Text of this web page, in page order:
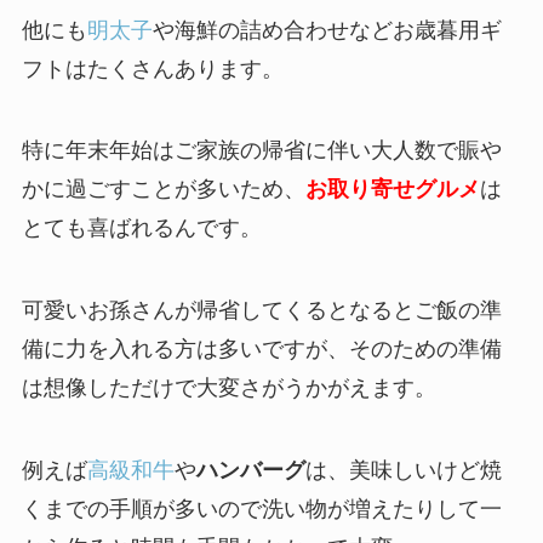
他にも 明太子や海鮮の詰め合わせなどお歳暮用ギ
フトはたくさんあります。
特に年末年始はご家族の帰省に伴い大人数で賑や
かに過ごすことが多いため、 お取り寄せグルメは
とても喜ばれるんです。
可愛いお孫さんが帰省してくるとなるとご飯の準
備に力を入れる方は多いですが、そのための準備
は想像しただけで大変さがうかがえます。
例えば高級和牛やハンバーグは、美味しいけど焼
くまでの手順が多いので洗い物が増えたりして一